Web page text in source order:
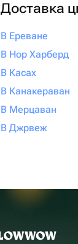
Доставка
В Ереване
В Нор Харберд
В Касах
В Канакераван
В Мерцаван
В Джрвеж